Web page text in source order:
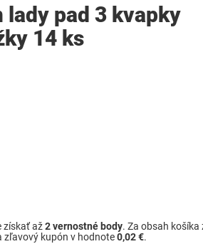
pad 3 kvapky
14 ks
získať až2vernostné body. Za obsah košíka
zľavový kupón v hodnote0,02 €.